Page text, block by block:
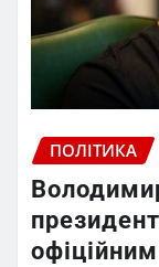
ПОЛІТИКА